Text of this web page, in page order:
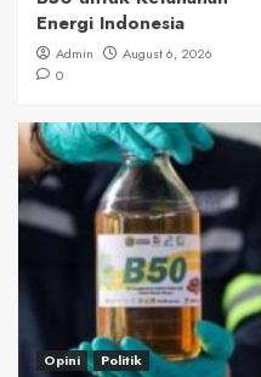
Energi Indonesia
Admin
August 6, 2026
0
Opini Politik